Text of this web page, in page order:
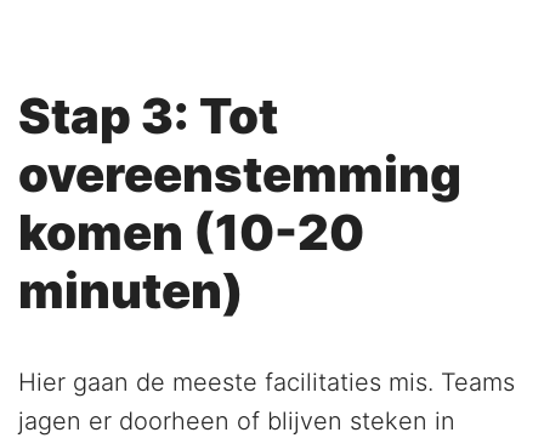
Stap 3: Tot
overeenstemming
komen (10-20
minuten)
Hier gaan de meeste facilitaties mis. Teams
jagen er doorheen of blijven steken in